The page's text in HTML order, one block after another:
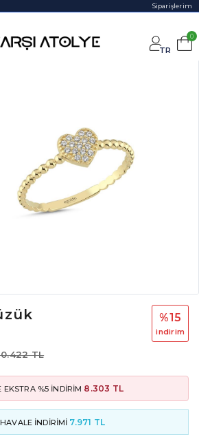
Siparişlerim
TR
0
TL
%15
i̇ndi̇ri̇m
EKSTRA %5 İNDİRİM 8.303 TL
İNDİRİMİ 7.971 TL